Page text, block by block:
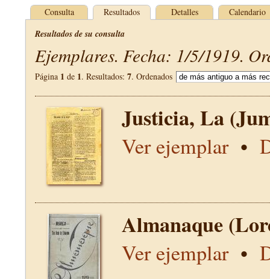
Consulta Resultados Detalles Calendario
Resultados de su consulta
Ejemplares. Fecha: 1/5/1919.
Página 1 de 1. Resultados: 7. Ordenados
Justicia, La
Ver ejemplar•
Almanaque
Ver ejemplar•